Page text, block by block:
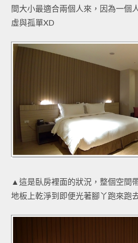
間大小最適合兩個人來，因為一個
虛與孤單XD
▲這是臥房裡面的狀況，整個空間
地板上乾淨到即便光著腳丫跑來跑